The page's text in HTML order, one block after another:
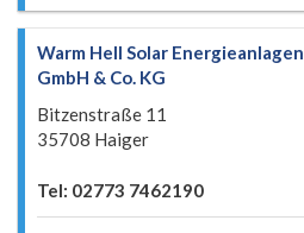
Warm Hell Solar Energieanlagen
GmbH & Co. KG
Bitzenstraße 11
35708 Haiger
Tel: 02773 7462190